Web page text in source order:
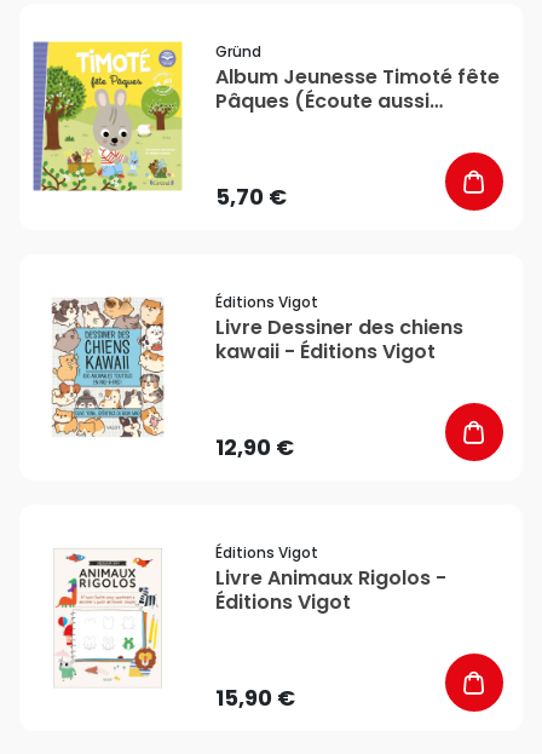
Gründ
Album Jeunesse Timoté fête
Pâques (Écoute aussi
5,70 €
Éditions Vigot
Livre Dessiner des chiens
kawaii - Éditions Vigot
12,90 €
Éditions Vigot
Livre Animaux Rigolos -
Éditions Vigot
15,90 €